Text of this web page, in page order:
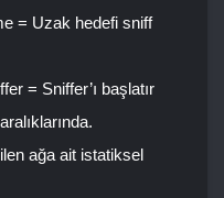
= Uzak hedefi sniff
= Sniffer’ı başlatır
ağa ait istatiksel